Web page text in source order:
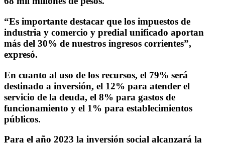
“Es importante destacar que los impuestos de
industria y comercio y predial unificado aportan
más del 30% de nuestros ingresos corrientes”,
expresó.
En cuanto al uso de los recursos, el 79% será
destinado a inversión, el 12% para atender el
servicio de la deuda, el 8% para gastos de
funcionamiento y el 1% para establecimientos
públicos.
Para el año 2023 la inversión social alcanzará la